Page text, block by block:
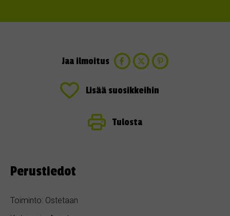
Jaa ilmoitus
Lisää suosikkeihin
Tulosta
Perustiedot
Toiminto: Ostetaan